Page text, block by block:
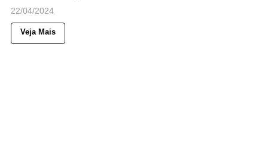
22/04/2024
Veja Mais